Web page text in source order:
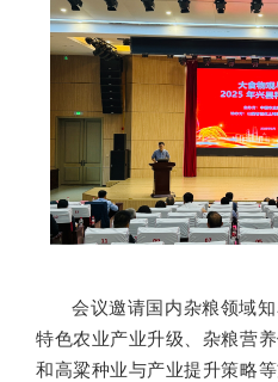
会议邀请国内杂粮领域
特色农业产业升级、杂粮营
和高粱种业与产业提升策略